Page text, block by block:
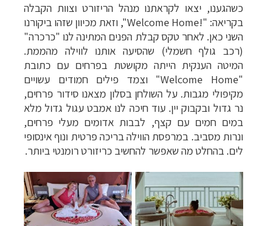
כשהגענו, יצאו לקראתנו מנהל הריזורט וצוות הקבלה
בקריאה: "Welcome Home!", וזאת מכיוון שזהו ביקורנו
השני כאן. לאחר טקס קבלת הפנים המתינה לנו "כרכרה"
(רכב גולף חשמלי) שהסיעה אותנו לווילה מהממת.
המיטה הענקית הייתה מקושטת בפרחים עם כתובת
"
Welcome Home" וצמד פילים חמודים עשויים
מקיפולי מגבות. על השולחן בסלון מצאנו סידור פרחים,
נר גדול ובקבוק יין. עוד חיכה לנו אמבט עגול גדול מלא
במים חמים עם קצף, לבבות אדומים מעלי פרחים,
ונרות מסביב. במרפסת הווילה בריכה פרטית ונוף אינסופי
לים. בהחלט מה שאפשר להחשיב כריזורט רומנטי ביותר.